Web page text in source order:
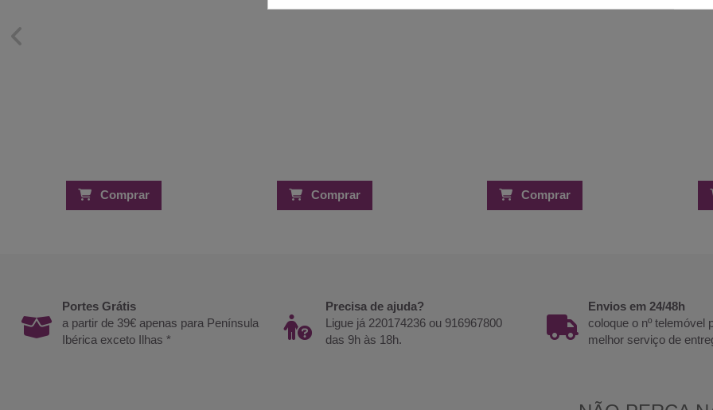
Comprar Comprar Comprar
Portes Grátis
a partir de 39€ apenas para Península
Ibérica exceto Ilhas *
Precisa de ajuda?
Ligue já 220174236 ou 916967800
das 9h às 18h.
Envios em 24/48h
coloque o nº telemóvel
melhor serviço de